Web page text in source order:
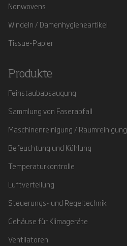
Nonwovens
Windeln / Damenhygieneartikel
Tissue-Papier
Produkte
Feinstaubabsaugung
Sammlung von Faserabfall
Maschinenreinigung / Raumreinigung
Befeuchtung und Kühlung
Temperaturkontrolle
Luftverteilung
Steuerungs- und Regeltechnik
Gehäuse für Klimageräte
Ventilatoren